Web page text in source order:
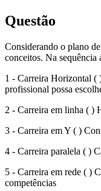
Questão
Considerando o plano
conceitos. Na sequência
1 - Carreira Horizontal (
profissional possa
2 - Carreira em linha ( )
3 - Carreira em Y ( )
4 - Carreira paralela ( )
5 - Carreira em rede ( )
competências